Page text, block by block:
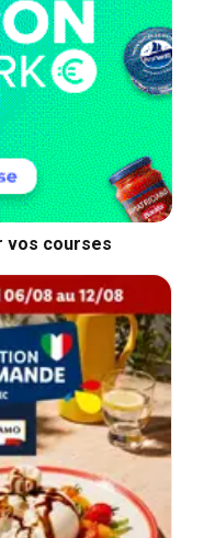
vos courses